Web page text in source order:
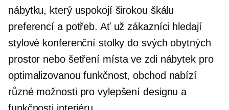
nábytku, který uspokojí širokou škálu
preferencí a potřeb. Ať už zákazníci hledají
stylové konferenční stolky do svých obytných
prostor nebo šetření místa ve zdinábytek pro
optimalizovanou funkčnost, obchod nabízí
různé možnosti pro vylepšení designu a